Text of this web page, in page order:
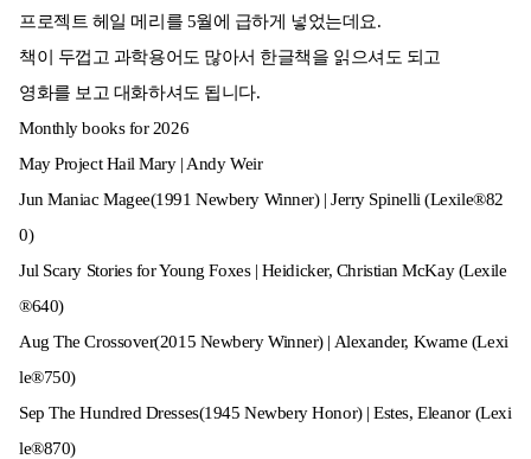
프로젝트 헤일 메리를 5월에 급하게 넣었는데요.
책이 두껍고 과학용어도 많아서 한글책을 읽으셔도 되고
영화를 보고 대화하셔도 됩니다.
Monthly books for 2026
May Project Hail Mary | Andy Weir
Jun Maniac Magee(1991 Newbery Winner) | Jerry Spinelli (Lexile®82
0)
Jul Scary Stories for Young Foxes | Heidicker, Christian McKay (Lexile
®640)
Aug The Crossover(2015 Newbery Winner) | Alexander, Kwame (Lexi
le®750)
Sep The Hundred Dresses(1945 Newbery Honor) | Estes, Eleanor (Lexi
le®870)